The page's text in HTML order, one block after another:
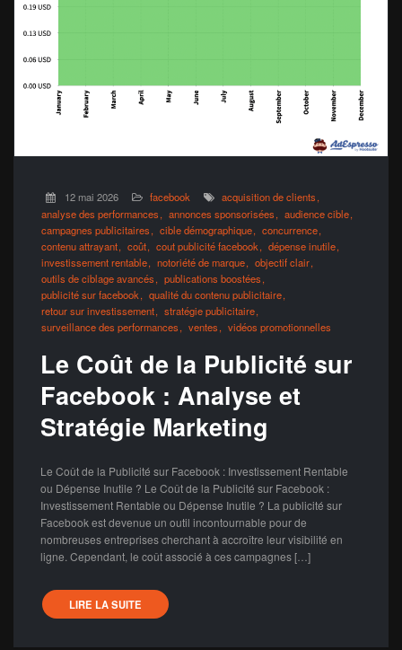
12 mai 2026 facebook
acquisition de clients
analyse des performances
annonces sponsorisées
audience cible
campagnes publicitaires
cible démographique
concurrence
contenu attrayant
coût cout publicité facebook
dépense inutile
investissement rentable
notoriété de marque
objectif clair
outils de ciblage avancés
publications boostées
publicité sur facebook
qualité du contenu publicitaire
retour sur investissement
stratégie publicitaire
surveillance des performances
ventes vidéos promotionnelles
Le Coût de la Publicité sur
Facebook : Analyse et
Stratégie Marketing
Le Coût de la Publicité sur Facebook : Investissement Rentable
ou Dépense Inutile ? Le Coût de la Publicité sur Facebook :
Investissement Rentable ou Dépense Inutile ? La publicité sur
Facebook est devenue un outil incontournable pour de
nombreuses entreprises cherchant à accroître leur visibilité en
ligne. Cependant, le coût associé à ces campagnes […]
LIRE LA SUITE